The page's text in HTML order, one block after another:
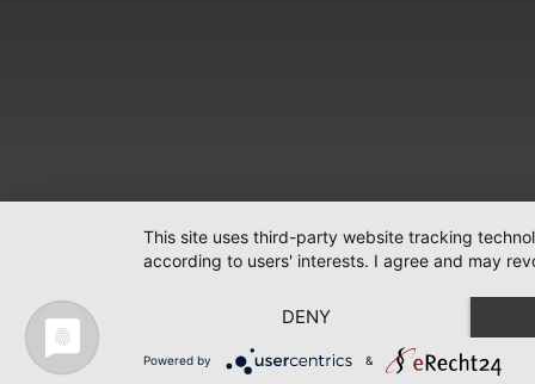
This site uses third-party website tracking
according to users' interests. I agree and may
DENY
Powered by &